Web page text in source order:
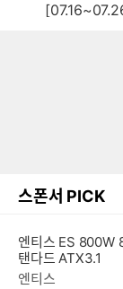
[07.16~07.26] 앱
스폰서 PICK
엔티스 ES 800W
탠다드 ATX3.1
엔티스